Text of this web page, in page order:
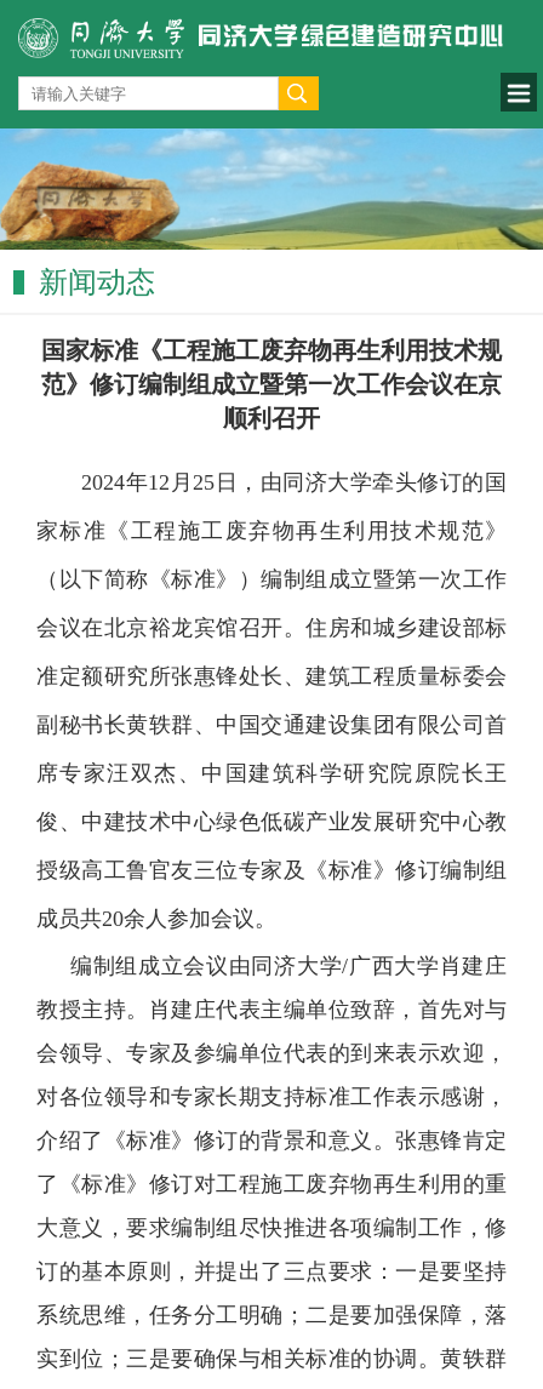
新闻动态
国家标准《工程施工废弃物再生利用技术规
范》修订编制组成立暨第一次工作会议在京
顺利召开
2024年12 月25 日，由同济大学牵头修订的国
家标准《工程施工废弃物再生利用技术规范》
（以下简称《标准》）编制组成立暨第一次工作
会议在北京裕龙宾馆召开。住房和城乡建设部标
准定额研究所张惠锋处长、建筑工程质量标委会
副秘书长黄轶群、中国交通建设集团有限公司首
席专家汪双杰、中国建筑科学研究院原院长王
俊、中建技术中心绿色低碳产业发展研究中心教
授级高工鲁官友三位专家及《标准》修订编制组
成员共20余人参加会议。
编制组成立会议由同济大学/广西大学肖建庄
教授主持。肖建庄代表主编单位致辞，首先对与
会领导、专家及参编单位代表的到来表示欢迎，
对各位领导和专家长期支持标准工作表示感谢，
介绍了《标准》修订的背景和意义。张惠锋肯定
了《标准》修订对工程施工废弃物再生利用的重
大意义，要求编制组尽快推进各项编制工作，修
订的基本原则，并提出了三点要求：一是要坚持
系统思维，任务分工明确；二是要加强保障，落
实到位；三是要确保与相关标准的协调。黄轶群